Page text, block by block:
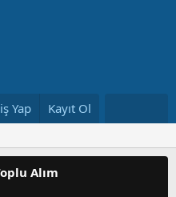
Yeni Kullanıcılar
Yap Kayıt Ol
Alım